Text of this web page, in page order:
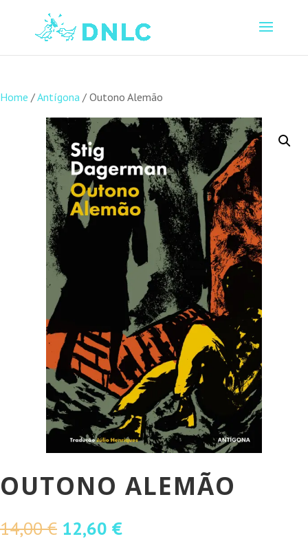
Home /Antígona / Outono Alemão
OUTONO ALEMÃO
14,00€ O
12,60 €O